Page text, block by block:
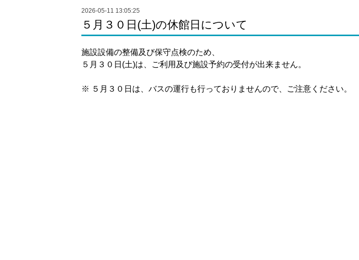
2026-05-11 13:05:25
５月３０日(土)の休館日について
施設設備の整備及び保守点検のため、
５月３０日(土)は、ご利用及び施設予約の受付が出来ません。
※ ５月３０日は、バスの運行も行っておりませんので、ご注意ください。